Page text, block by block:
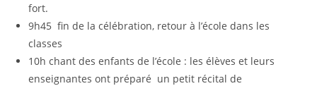
fort.
9h45 fin de la célébration, retour à l’école dans les
classes
10h chant des enfants de l’école : les élèves et leurs
enseignantes ont préparé un petit récital de